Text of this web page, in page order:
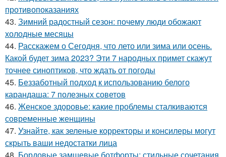
противопоказаниях
43. Зимний радостный сезон: почему люди обожают
холодные месяцы
44. Расскажем о Сегодня, что лето или зима или осень.
Какой будет зима 2023? Эти 7 народных примет скажут
точнее синоптиков, что ждать от погоды
45. Беззаботный подход к использованию белого
карандаша: 7 полезных советов
46. Женское здоровье: какие проблемы сталкиваются
современные женщины
47. Узнайте, как зеленые корректоры и консилеры могут
скрыть ваши недостатки лица
48. Бордовые замшевые ботфорты: стильные сочетания